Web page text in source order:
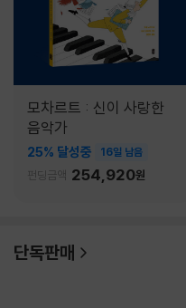
모차르트 : 신이 사랑한
음악가
25% 달성중 16일 남음
펀딩금액 254,920원
단독판매